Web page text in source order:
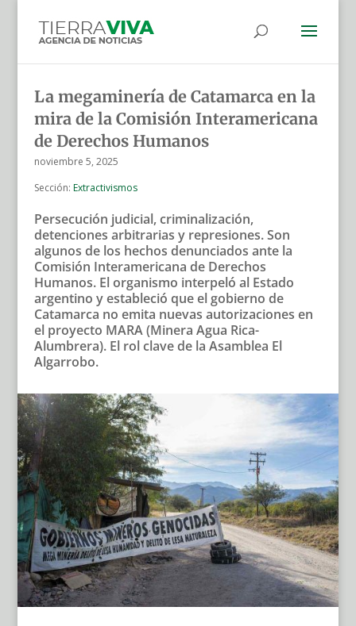
La megaminería de Catamarca en la
mira de la Comisión Interamericana
de Derechos Humanos
noviembre 5, 2025
Sección: Extractivismos
Persecución judicial, criminalización,
detenciones arbitrarias y represiones. Son
algunos de los hechos denunciados ante la
Comisión Interamericana de Derechos
Humanos. El organismo interpeló al Estado
argentino y estableció que el gobierno de
Catamarca no emita nuevas autorizaciones en
el proyecto MARA (Minera Agua Rica-
Alumbrera). El rol clave de la Asamblea El
Algarrobo.